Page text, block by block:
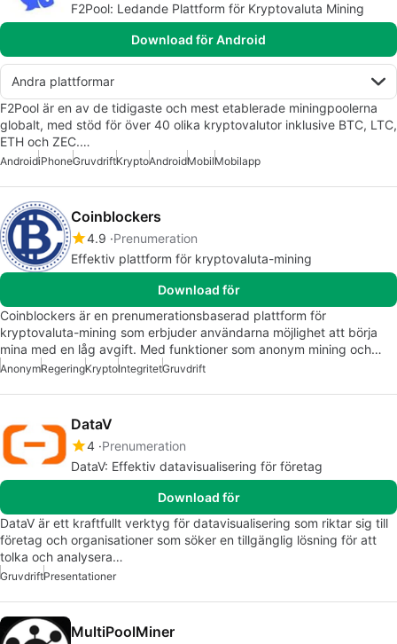
F2Pool: Ledande Plattform för Kryptovaluta Mining
Download för Android
Andra plattformar
F2Pool är en av de tidigaste och mest etablerade miningpoolerna
globalt, med stöd för över 40 olika kryptovalutor inklusive BTC, LTC,
ETH och ZEC.…
AndroidiPhoneGruvdriftKryptoAndroidMobilMobilapp
Coinblockers
4.9 Prenumeration
Effektiv plattform för kryptovaluta-mining
Download för
Coinblockers är en prenumerationsbaserad plattform för
kryptovaluta-mining som erbjuder användarna möjlighet att börja
mina med en låg avgift. Med funktioner som anonym mining och…
AnonymRegeringKryptoIntegritetGruvdrift
DataV
4 Prenumeration
DataV: Effektiv datavisualisering för företag
Download för
DataV är ett kraftfullt verktyg för datavisualisering som riktar sig till
företag och organisationer som söker en tillgänglig lösning för att
tolka och analysera…
GruvdriftPresentationer
MultiPoolMiner